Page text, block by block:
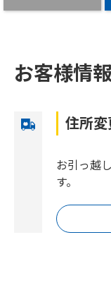
お客様情
住所変
お引っ越
す。